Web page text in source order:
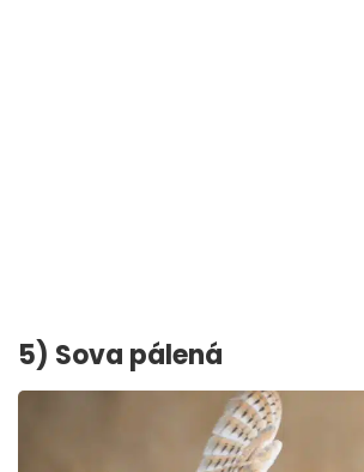
5) Sova pálená